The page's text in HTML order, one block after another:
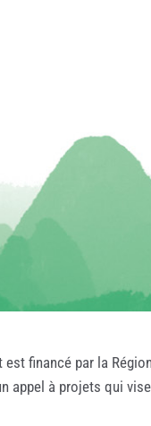
est financé par la
appel à projets qui